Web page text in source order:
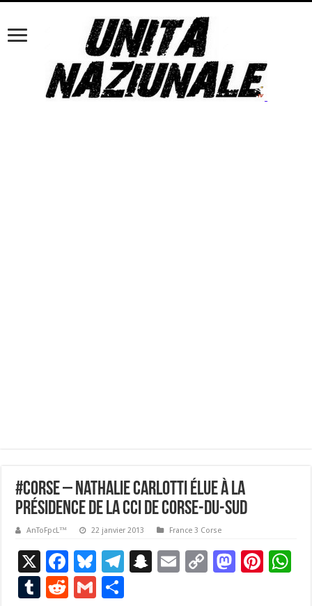
#corse – Nathalie Carlotti élue à la
présidence de la CCI de Corse-du-Sud
AnToFpcL™ 22 janvier 2013 France 3 Corse
X
F
ac
Bl
u
T
S
E
C
M Pi
T
R
G